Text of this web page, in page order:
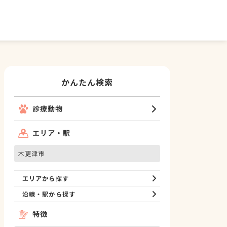
かんたん検索
診療動物
エリア・駅
木更津市
エリアから探す
沿線・駅から探す
特徴